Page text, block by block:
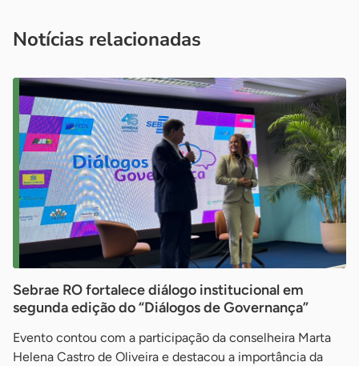
Notícias relacionadas
Sebrae RO fortalece diálogo institucional em
segunda edição do “Diálogos de Governança”
Evento contou com a participação da conselheira Marta
Helena Castro de Oliveira e destacou a importância da